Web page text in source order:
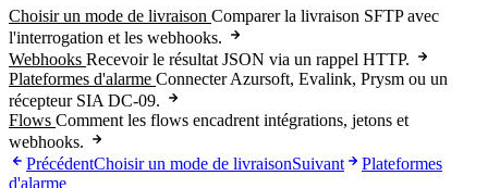
Choisir un mode de livraison Comparer la livraison SFTP avec
l'interrogation et les webhooks.
Webhooks Recevoir le résultat JSON via un rappel HTTP.
Plateformes d'alarme Connecter Azursoft, Evalink, Prysm ou un
récepteur SIA DC-09.
Flows Comment les flows encadrent intégrations, jetons et
webhooks.
PrécédentChoisir un mode de livraisonSuivant
Plateformes
d'alarme